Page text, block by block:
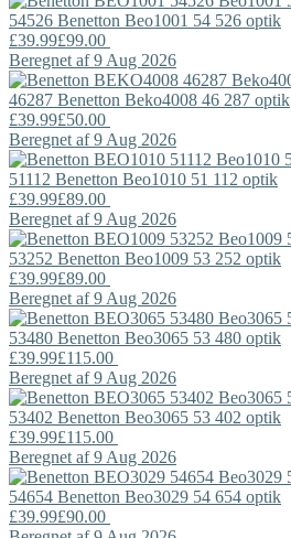
54526 Benetton Beo1001 54 526 optik
£39.99£99.00
Beregnet af 9 Aug 2026
46287 Benetton Beko4008 46 287 optik
£39.99£50.00
Beregnet af 9 Aug 2026
51112 Benetton Beo1010 51 112 optik
£39.99£89.00
Beregnet af 9 Aug 2026
53252 Benetton Beo1009 53 252 optik
£39.99£89.00
Beregnet af 9 Aug 2026
53480 Benetton Beo3065 53 480 optik
£39.99£115.00
Beregnet af 9 Aug 2026
53402 Benetton Beo3065 53 402 optik
£39.99£115.00
Beregnet af 9 Aug 2026
54654 Benetton Beo3029 54 654 optik
£39.99£90.00